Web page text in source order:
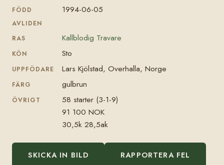
FÖDD 1994-06-05
AVLIDEN
RAS
Kallblodig Travare
KÖN Sto
UPPFÖDARE Lars Kjölstad, Overhalla, Norge
FÄRG gulbrun
ÖVRIGT
58 starter (3-1-9)
91 100 NOK
30,5k 28,5ak
SKICKA IN BILD RAPPORTERA FEL